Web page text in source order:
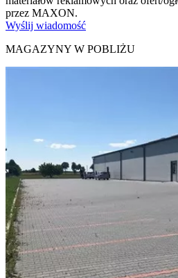
przez MAXON.
Wyślij wiadomość
MAGAZYNY W POBLIŻU